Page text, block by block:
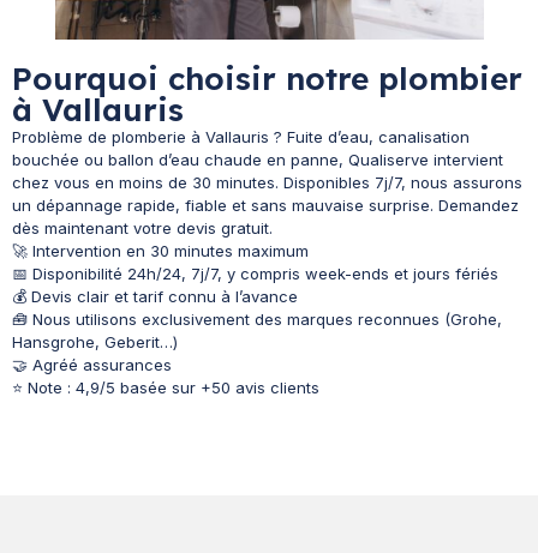
Pourquoi choisir notre plombier
à Vallauris
Problème de plomberie à Vallauris ? Fuite d’eau, canalisation
bouchée ou ballon d’eau chaude en panne, Qualiserve intervient
chez vous en moins de 30 minutes. Disponibles 7j/7, nous assurons
un dépannage rapide, fiable et sans mauvaise surprise. Demandez
dès maintenant votre devis gratuit.
🚀 Intervention en 30 minutes maximum
📅 Disponibilité 24h/24, 7j/7, y compris week-ends et jours fériés
💰 Devis clair et tarif connu à l’avance
🧰 Nous utilisons exclusivement des marques reconnues (Grohe,
Hansgrohe, Geberit…)
🤝 Agréé assurances
⭐ Note : 4,9/5 basée sur +50 avis clients